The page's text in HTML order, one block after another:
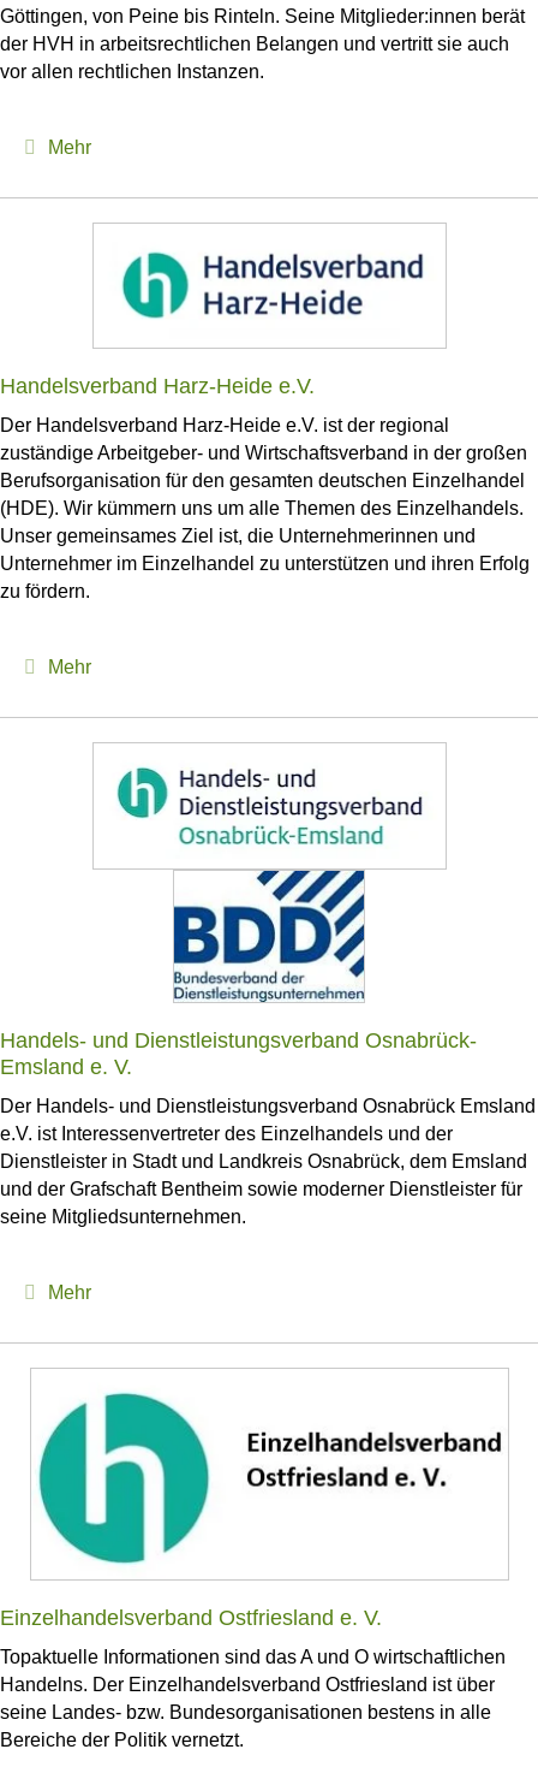
Göttingen, von Peine bis Rinteln. Seine Mitglieder:innen berät
der HVH in arbeitsrechtlichen Belangen und vertritt sie auch
vor allen rechtlichen Instanzen.
Expand
Mehr
Handelsverband Harz-Heide e.V.
Der Handelsverband Harz-Heide e.V. ist der regional
zuständige Arbeitgeber- und Wirtschaftsverband in der großen
Berufsorganisation für den gesamten deutschen Einzelhandel
(HDE). Wir kümmern uns um alle Themen des Einzelhandels.
Unser gemeinsames Ziel ist, die Unternehmerinnen und
Unternehmer im Einzelhandel zu unterstützen und ihren Erfolg
zu fördern.
Expand
Mehr
Handels- und Dienstleistungsverband Osnabrück-
Emsland e. V.
Der Handels- und Dienstleistungsverband Osnabrück Emsland
e.V. ist Interessenvertreter des Einzelhandels und der
Dienstleister in Stadt und Landkreis Osnabrück, dem Emsland
und der Grafschaft Bentheim sowie moderner Dienstleister für
seine Mitgliedsunternehmen.
Expand
Mehr
Einzelhandelsverband Ostfriesland e. V.
Topaktuelle Informationen sind das A und O wirtschaftlichen
Handelns. Der Einzelhandelsverband Ostfriesland ist über
seine Landes- bzw. Bundesorganisationen bestens in alle
Bereiche der Politik vernetzt.